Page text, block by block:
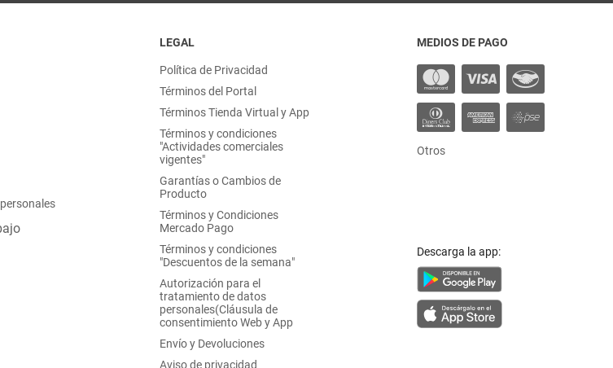
LEGAL
Política de Privacidad
Términos del Portal
Términos Tienda Virtual y App
Términos y condiciones
"Actividades comerciales
vigentes"
Garantías o Cambios de
Producto
Términos y Condiciones
Mercado Pago
Términos y condiciones
"Descuentos de la semana"
Autorización para el
tratamiento de datos
personales(Cláusula de
consentimiento Web y App
Envío y Devoluciones
Aviso de privacidad
MEDIOS DE PAGO
Otros
Descarga la app: